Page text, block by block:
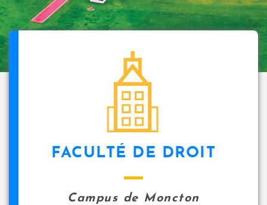
FACULTÉ DE DROIT
Campus de Moncton